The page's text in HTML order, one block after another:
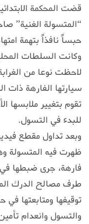
قضت المحكمة
“المتسولة الغنية”
حبساً نافذاً بتهمة
وكانت السلطات
لاحظت نوعا من
سيارتها الفارهة ذات
تقوم بتغيير ملابسها
للبدء في التسول.
وبعد تداول مقطع
ظهرت فيه المتسولة
فارهة، جرى ضبطها
طرف مصالح الدرك
توقيفها ومتابعتها في
والتسول وانعدام